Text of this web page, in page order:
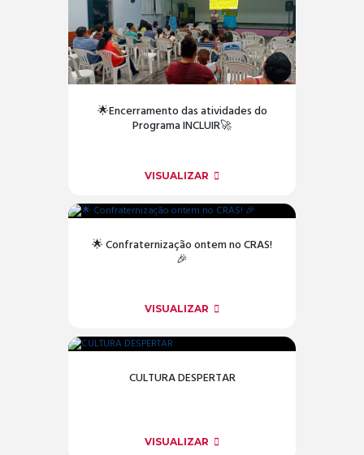
🌟Encerramento das atividades do
Programa INCLUIR🚀
VISUALIZAR
🌟 Confraternização ontem no CRAS!
🎉
VISUALIZAR
CULTURA DESPERTAR
VISUALIZAR